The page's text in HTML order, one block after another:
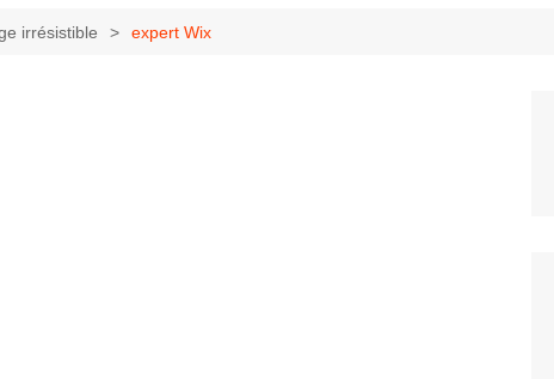
irrésistible expert Wix